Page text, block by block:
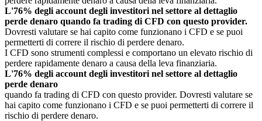
L'76% degli account degli investitori nel settore al dettaglio
perde denaro quando fa trading di CFD con questo provider.
Dovresti valutare se hai capito come funzionano i CFD e se puoi
permetterti di correre il rischio di perdere denaro.
I CFD sono strumenti complessi e comportano un elevato rischio di
perdere rapidamente denaro a causa della leva finanziaria.
L'76% degli account degli investitori nel settore al dettaglio
perde denaro
quando fa trading di CFD con questo provider. Dovresti valutare se
hai capito come funzionano i CFD e se puoi permetterti di correre il
rischio di perdere denaro.